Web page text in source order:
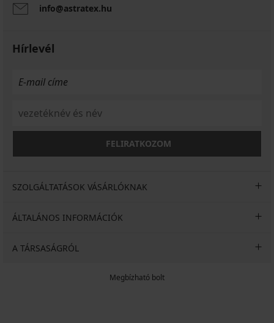
info@astratex.hu
Hírlevél
FELIRATKOZOM
SZOLGÁLTATÁSOK VÁSÁRLÓKNAK
ÁLTALÁNOS INFORMÁCIÓK
A TÁRSASÁGRÓL
Megbízható bolt